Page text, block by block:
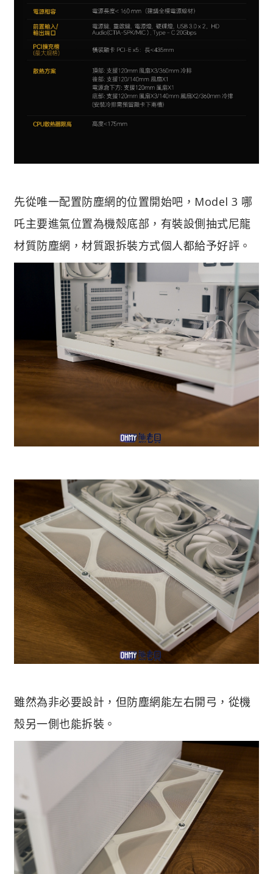
先從唯一配置防塵網的位置開始吧，Model 3 哪
吒主要進氣位置為機殼底部，有裝設側抽式尼龍
材質防塵網，材質跟拆裝方式個人都給予好評。
雖然為非必要設計，但防塵網能左右開弓，從機
殼另一側也能拆裝。